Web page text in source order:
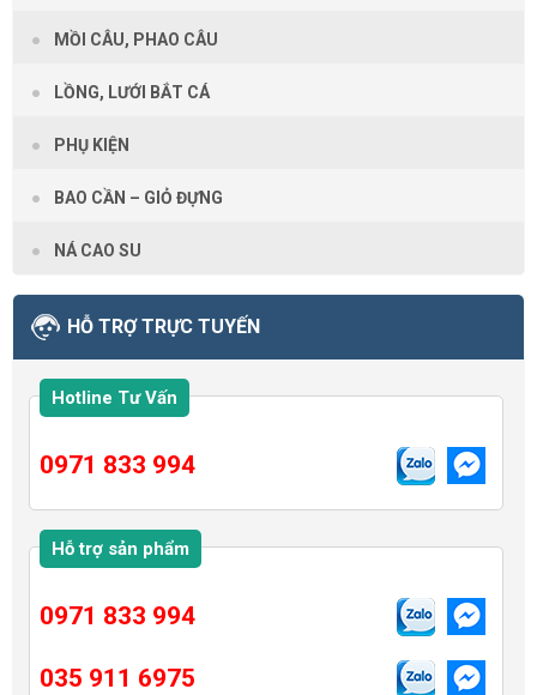
MỒI CÂU, PHAO CÂU
LỒNG, LƯỚI BẮT CÁ
PHỤ KIỆN
BAO CẦN – GIỎ ĐỰNG
NÁ CAO SU
HỖ TRỢ TRỰC TUYẾN
Hotline Tư Vấn
0971 833 994
Hỗ trợ sản phẩm
0971 833 994
035 911 6975